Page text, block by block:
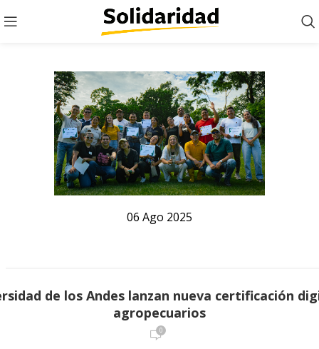
06 Ago 2025
de los Andes lanzan nueva certificación
agropecuarios
0